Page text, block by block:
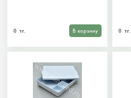
0 тг. В корзину 0 тг.